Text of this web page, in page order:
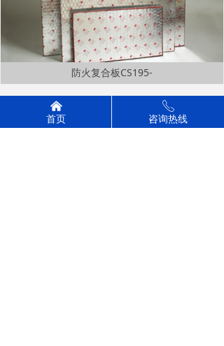
防火复合板CS195-
上一页 下一页
낀
首页
ꂅ
咨询热线